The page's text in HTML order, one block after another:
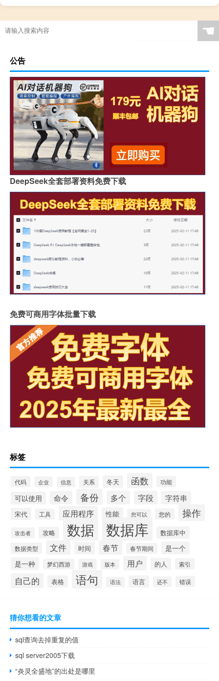
☚
公告
DeepSeek全套部署资料免费下载
免费可商用字体批量下载
标签
代码 企业 信息 关系 冬天 函数 功能
可以使用 命令 备份 多个 字段 字符串
宋代 工具 应用程序 性能 您可以 您的 操作
攻击者 攻略 数据 数据库 数据库中
数据类型 文件 时间 春节 春节期间
是一个
是一种
梦幻西游 游戏 版本 用户 的人 索引
自己的 表格 语句 语法 语言 还不 错误
猜你想看的文章
sql查询去掉重复的值
sql server2005下载
“炎灵全盛地”的出处是哪里